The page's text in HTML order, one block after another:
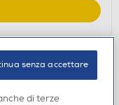
di terze
senza accettare